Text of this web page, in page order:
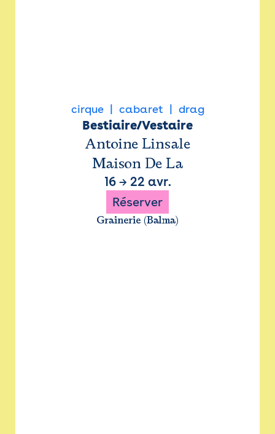
cirque cabaret drag
Bestiaire/Vestaire
Antoine Linsale
Maison De La
16→ 22 avr.
Réserver
Grainerie (Balma)